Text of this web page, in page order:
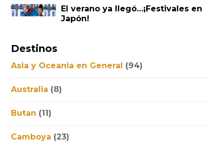
El verano ya llegó…¡Festivales en
Japón!
Destinos
Asia y Oceania en General (94)
Australia (8)
Butan (11)
Camboya (23)